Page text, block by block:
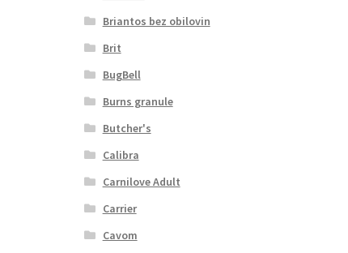
Briantos bez obilovin
Brit
BugBell
Burns granule
Butcher's
Calibra
Carnilove Adult
Carrier
Cavom